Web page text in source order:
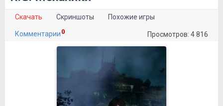
Скачать Скриншоты Похожие игры
Комментарии 0 Просмотров: 4 816